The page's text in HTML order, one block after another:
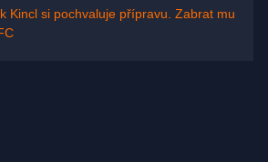
Kincl si pochvaluje přípravu. Zabrat mu